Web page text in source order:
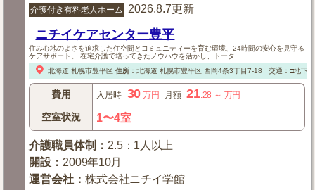
介護付き有料老人ホーム 2026.8.7更新
ニチイケアセンター豊平
住み心地のよさを追求した住空間とコミュニティーを育む環境、24時間の安心を見守る
ケアサポート。 在宅介護で培ってきたノウハウを活かし、トータ...
北海道 札幌市豊平区 住所： 北海道 札幌市豊平区西岡4条3丁目7-18 交通：□地下
費用 入居時 30 万円 月額 21.28 ～ 万円
空室状況 1〜4室
介護職員体制 ： 2.5：1人以上
開設 ： 2009年10月
運営会社 ：株式会社ニチイ学館